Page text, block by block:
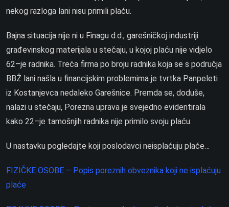
nekog razloga lani nisu primili plaću.
Bajna situacija nije ni u Finagu d.d., garešničkoj industriji
građevinskog materijala u stečaju, u kojoj plaću nije vidjelo
62–je radnika. Treća firma po broju radnika koja se s područja
BBŽ lani našla u financijskim problemima je tvrtka Panpeleti
iz Kostanjevca nedaleko Garešnice. Premda se, doduše,
nalazi u stečaju, Porezna uprava je svejedno evidentirala
kako 22–je tamošnjih radnika nije primilo svoju plaću.
U nastavku pogledajte koji poslodavci neisplaćuju plaće…
FIZIČKE OSOBE – Popis poreznih obveznika koji ne isplaćuju
plaće